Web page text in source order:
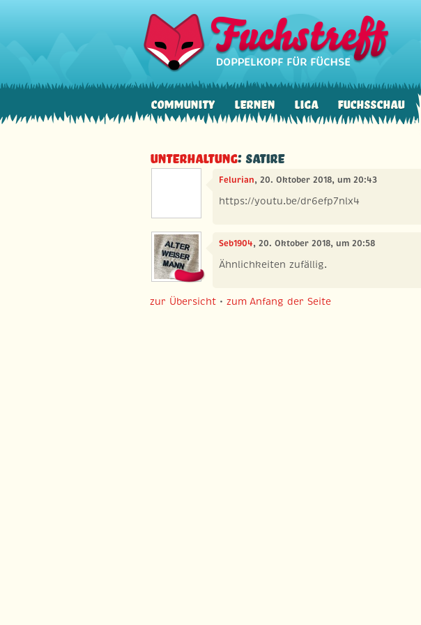
Community Lernen Liga Fuchsschau
Unterhaltung: Satire
Felurian, 20. Oktober 2018, um 20:43
https://youtu.be/dr6efp7nlx4
Seb1904, 20. Oktober 2018, um 20:58
Ähnlichkeiten zufällig.
zur Übersicht •zum Anfang der Seite